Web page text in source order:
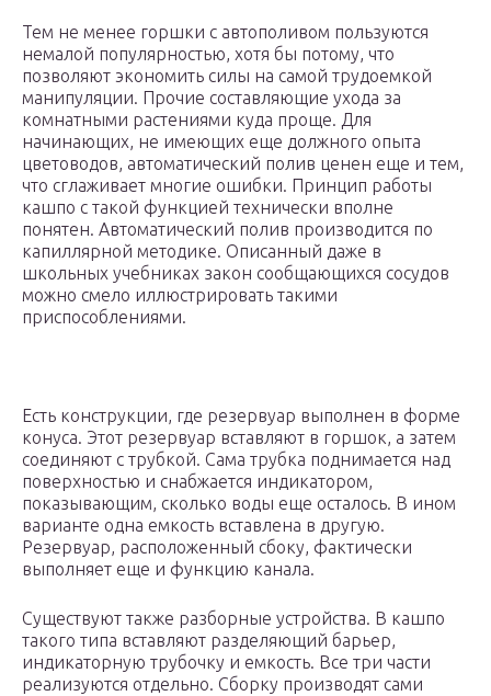
Тем не менее горшки с автополивом пользуются
немалой популярностью, хотя бы потому, что
позволяют экономить силы на самой трудоемкой
манипуляции. Прочие составляющие ухода за
комнатными растениями куда проще. Для
начинающих, не имеющих еще должного опыта
цветоводов, автоматический полив ценен еще и тем,
что сглаживает многие ошибки. Принцип работы
кашпо с такой функцией технически вполне
понятен. Автоматический полив производится по
капиллярной методике. Описанный даже в
школьных учебниках закон сообщающихся сосудов
можно смело иллюстрировать такими
приспособлениями.
Есть конструкции, где резервуар выполнен в форме
конуса. Этот резервуар вставляют в горшок, а затем
соединяют с трубкой. Сама трубка поднимается над
поверхностью и снабжается индикатором,
показывающим, сколько воды еще осталось. В ином
варианте одна емкость вставлена в другую.
Резервуар, расположенный сбоку, фактически
выполняет еще и функцию канала.
Существуют также разборные устройства. В кашпо
такого типа вставляют разделяющий барьер,
индикаторную трубочку и емкость. Все три части
реализуются отдельно. Сборку производят сами